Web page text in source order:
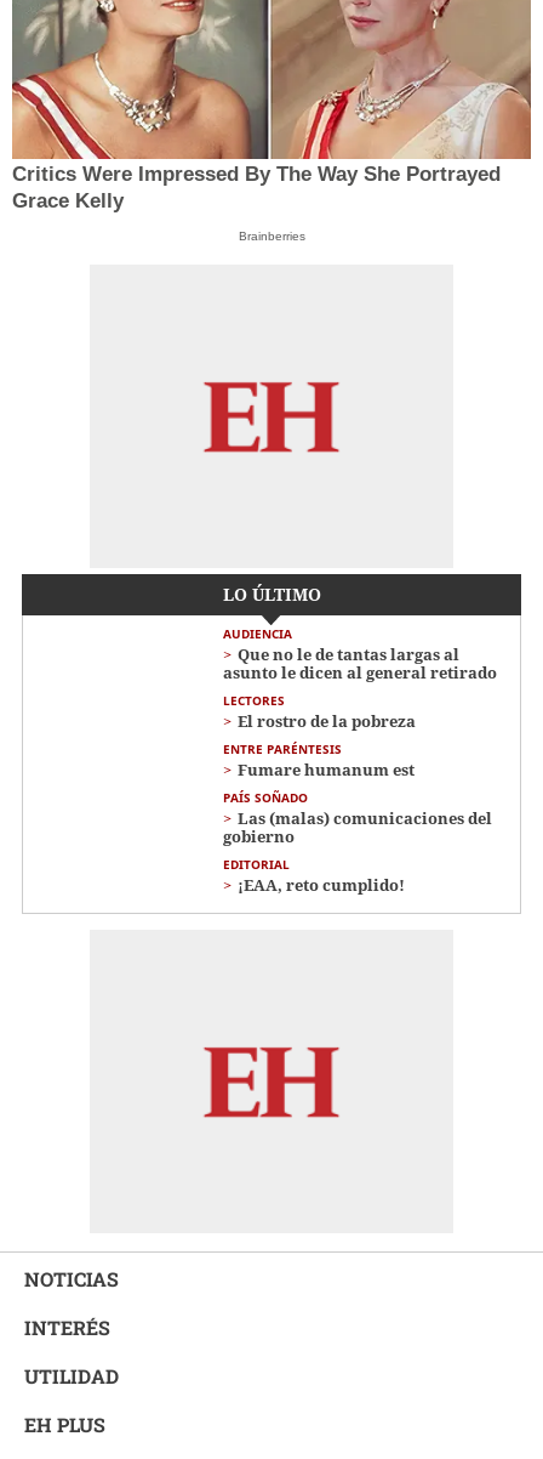
Critics Were Impressed By The Way She Portrayed
Grace Kelly
Brainberries
LO ÚLTIMO
AUDIENCIA
Que no le de tantas largas al
asunto le dicen al general retirado
LECTORES
El rostro de la pobreza
ENTRE PARÉNTESIS
Fumare humanum est
PAÍS SOÑADO
Las (malas) comunicaciones del
gobierno
EDITORIAL
¡EAA, reto cumplido!
NOTICIAS
INTERÉS
UTILIDAD
EH PLUS